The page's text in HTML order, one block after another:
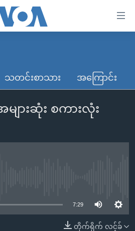
လွန်
သတင်းစာသား အကြောင်း
ျားဆုံး စကားလုံး
7:29
တိုက်ရိုက် လင့်ခ်